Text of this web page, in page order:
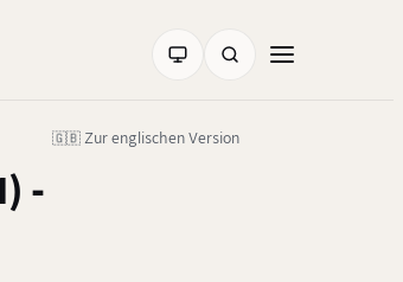
🇬🇧 Zur englischen Version
-